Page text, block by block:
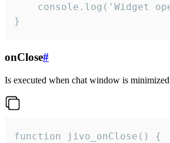
console.log('Widget
}
onClose#
Is executed when chat window is
function jivo_onClose() {